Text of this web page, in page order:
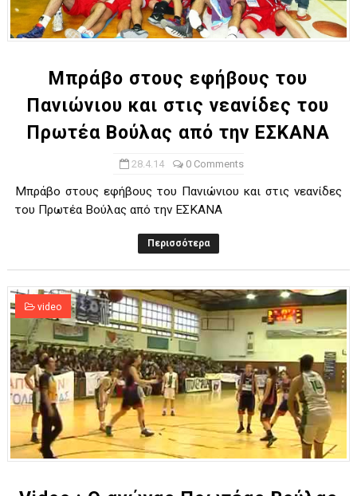
Μπράβο στους εφήβους του
Πανιώνιου και στις νεανίδες του
Πρωτέα Βούλας από την ΕΣΚΑΝΑ
28.4.14 0 Comments
Μπράβο στους εφήβους του Πανιώνιου και στις νεανίδες
του Πρωτέα Βούλας από την ΕΣΚΑΝΑ
Περισσότερα
video